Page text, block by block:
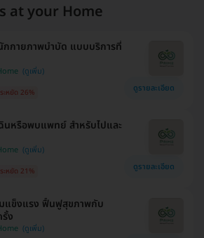
at your Home
กกายภาพบำบัด แบบบริการที่
ะหยัด 26% ดูรายละเอียด
นหรือพบแพทย์ สำหรับไปและ
ะหยัด 21% ดูรายละเอียด
แข็งแรง ฟื้นฟูสุขภาพกับ
ง